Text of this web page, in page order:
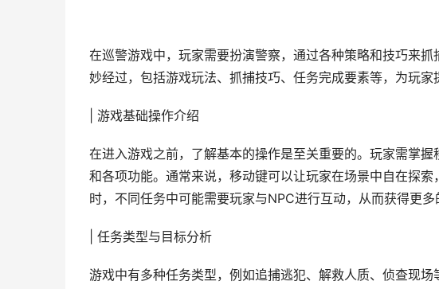
在巡警游戏中，玩家需要扮演警察，通过各种策略和技巧来
妙经过，包括游戏玩法、抓捕技巧、任务完成要素等，为玩家
| 游戏基础操作介绍
在进入游戏之前，了解基本的操作是至关重要的。玩家需掌
和各项功能。通常来说，移动键可以让玩家在场景中自在探
时，不同任务中可能需要玩家与NPC进行互动，从而获得更多
| 任务类型与目标分析
游戏中有多种任务类型，例如追捕逃犯、解救人质、侦查现